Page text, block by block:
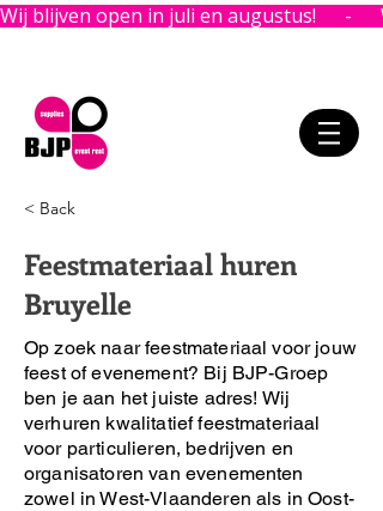
Wij blijven open in juli en augustus!      -
< Back
Feestmateriaal huren
Bruyelle
Op zoek naar feestmateriaal voor jouw
feest of evenement? Bij BJP-Groep
ben je aan het juiste adres! Wij
verhuren kwalitatief feestmateriaal
voor particulieren, bedrijven en
organisatoren van evenementen
zowel in West-Vlaanderen als in Oost-